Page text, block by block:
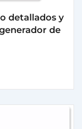
detallados y
de